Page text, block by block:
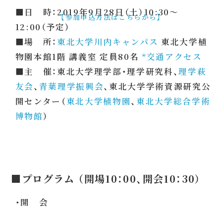
【参加申込方法はこちらから】
■日 時：2019年9月28日（土）10:30〜
12:00（予定）
■場 所： 東北大学川内キャンパス 東北大学植
物園本館1階 講義室 定員80名*交通アクセス
■主 催：東北大学理学部・理学研究科、理学萩
友会、 青葉理学振興会、東北大学学術資源研究公
開センター（東北大学植物園、 東北大学総合学術
博物館）
■プログラム （開場10：00、開会10：30）
・開 会